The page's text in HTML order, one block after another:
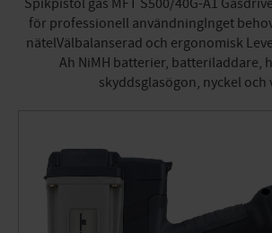
för professionell användningInget
nätelVälbalanserad och ergonomisk
Ah NiMH batterier, batteriladdare,
skyddsglasögon, nyckel och